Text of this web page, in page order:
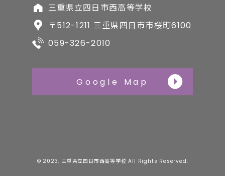
三重県立四日市西高等学校
〒512-1211 三重県四日市市桜町6100
059-326-2010
Google Map
© 2023, 三重県立四日市西高等学校 All Rights Reserved.